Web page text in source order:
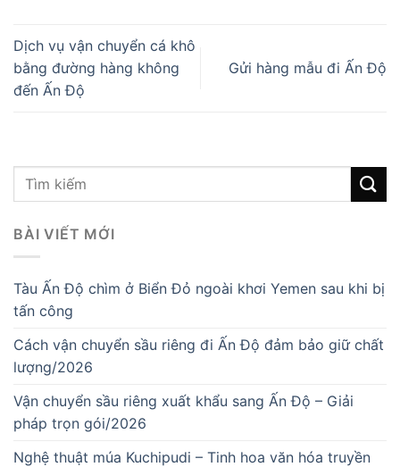
Dịch vụ vận chuyển cá khô
bằng đường hàng không
đến Ấn Độ
Gửi hàng mẫu đi Ấn Độ
BÀI VIẾT MỚI
Tàu Ấn Độ chìm ở Biển Đỏ ngoài khơi Yemen sau khi bị
tấn công
Cách vận chuyển sầu riêng đi Ấn Độ đảm bảo giữ chất
lượng/2026
Vận chuyển sầu riêng xuất khẩu sang Ấn Độ – Giải
pháp trọn gói/2026
Nghệ thuật múa Kuchipudi – Tinh hoa văn hóa truyền